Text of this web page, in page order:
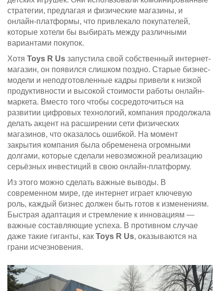
стратегии, предлагая и физические магазины, и
онлайн-платформы, что привлекало покупателей,
которые хотели бы выбирать между различными
вариантами покупок.
Хотя Toys R Us запустила свой собственный интернет-
магазин, он появился слишком поздно. Старые бизнес-
модели и неподготовленные кадры привели к низкой
продуктивности и высокой стоимости работы онлайн-
маркета. Вместо того чтобы сосредоточиться на
развитии цифровых технологий, компания продолжала
делать акцент на расширении сети физических
магазинов, что оказалось ошибкой. На момент
закрытия компания была обременена огромными
долгами, которые сделали невозможной реализацию
серьёзных инвестиций в свою онлайн-платформу.
Из этого можно сделать важные выводы. В
современном мире, где интернет играет ключевую
роль, каждый бизнес должен быть готов к изменениям.
Быстрая адаптация и стремление к инновациям —
важные составляющие успеха. В противном случае
даже такие гиганты, как Toys R Us, оказываются на
грани исчезновения.